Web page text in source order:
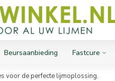
Beursaanbieding Fastcure
voor de perfecte lijmoplossing.